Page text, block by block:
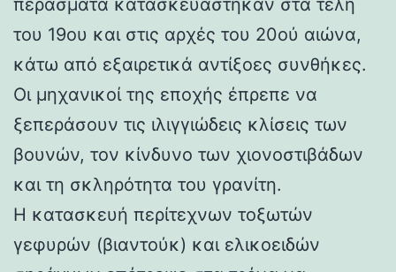
του 19ου και στις αρχές του 20ού αιώνα,
κάτω από εξαιρετικά αντίξοες συνθήκες.
Οι μηχανικοί της εποχής έπρεπε να
ξεπεράσουν τις ιλιγγιώδεις κλίσεις των
βουνών, τον κίνδυνο των χιονοστιβάδων
και τη σκληρότητα του γρανίτη.
Η κατασκευή περίτεχνων τοξωτών
γεφυρών (βιαντούκ) και ελικοειδών